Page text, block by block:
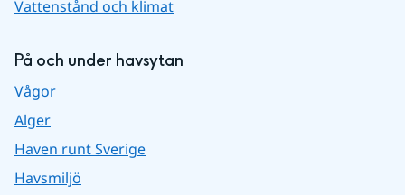
Vattenstånd och klimat
På och under havsytan
Vågor
Alger
Haven runt Sverige
Havsmiljö